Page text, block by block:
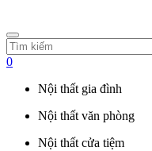
0
Nội thất gia đình
Nội thất văn phòng
Nội thất cửa tiệm